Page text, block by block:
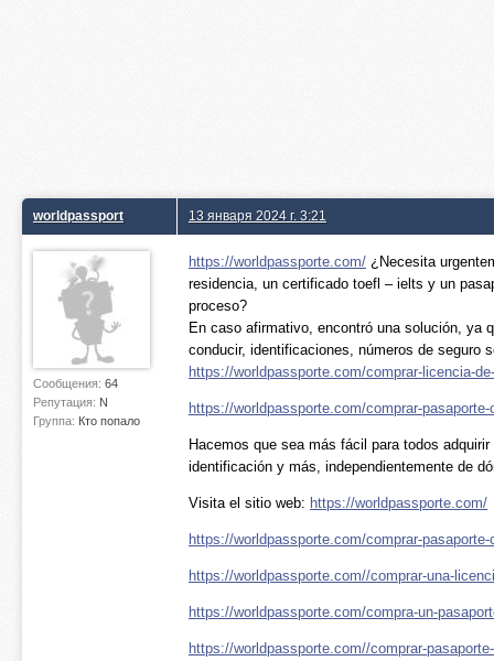
worldpassport
Сообщения: 64
Репутация: N
Группа: Кто попало
13 января 2024 г. 3:21
https://worldpassporte.com/ ¿Necesita
residencia, un certificado toefl – ielts y un
proceso?
En caso afirmativo, encontró una solución, ya
conducir, identificaciones, números de seguro
https://worldpassporte.com/comprar-licencia-
https://worldpassporte.com/comprar-pasaporte-
Hacemos que sea más fácil para todos
identificación y más, independientemente de
Visita el sitio web: https://worldpassporte.com/
https://worldpassporte.com/comprar-
https://worldpassporte.com//comprar-una-
https://worldpassporte.com/compra-un-
https://worldpassporte.com//comprar-